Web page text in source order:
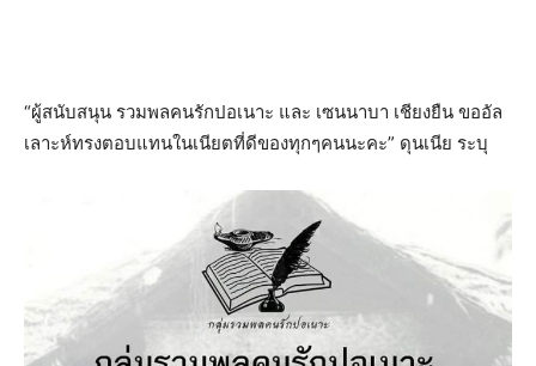
“ผู้สนับสนุน รวมพลคนรักปอเนาะ และ เซนนาบา เชียงยืน ขออัล
เลาะห์ทรงตอบแทนในเนียตที่ดีของทุกๆคนนะคะ” ดุนเนีย ระบุ